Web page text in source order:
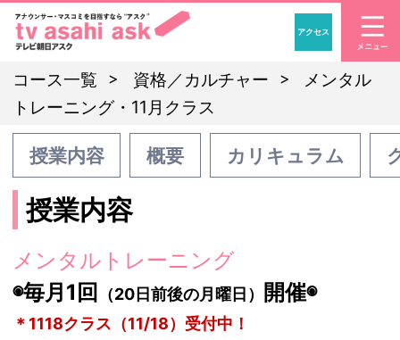
「アナウンサー・マ
アクセス
コース一覧 資格／カルチャー
メンタル
トレーニング・11月クラス
授業内容 概要 カリキュラム
授業内容
メンタルトレーニング
◉毎月1回 （20日前後の月曜日） 開催◉
＊1118クラス（11/18）受付中！